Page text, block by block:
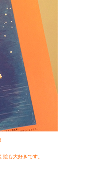
絵も大好きです。